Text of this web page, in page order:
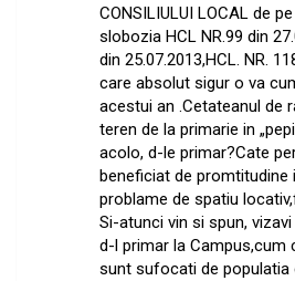
CONSILIULUI LOCAL de
slobozia HCL NR.99 din
din 25.07.2013,HCL. NR.
care absolut sigur o va
acestui an .Cetateanul de
teren de la primarie in
acolo, d-le primar?Cate
beneficiat de promtitudine
problame de spatiu
Si-atunci vin si spun,
d-l primar la Campus,cum
sunt sufocati de populatia